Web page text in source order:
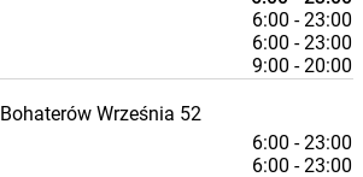
6:00 - 23:00
6:00 - 23:00
9:00 - 20:00
Bohaterów Września 52
6:00 - 23:00
6:00 - 23:00